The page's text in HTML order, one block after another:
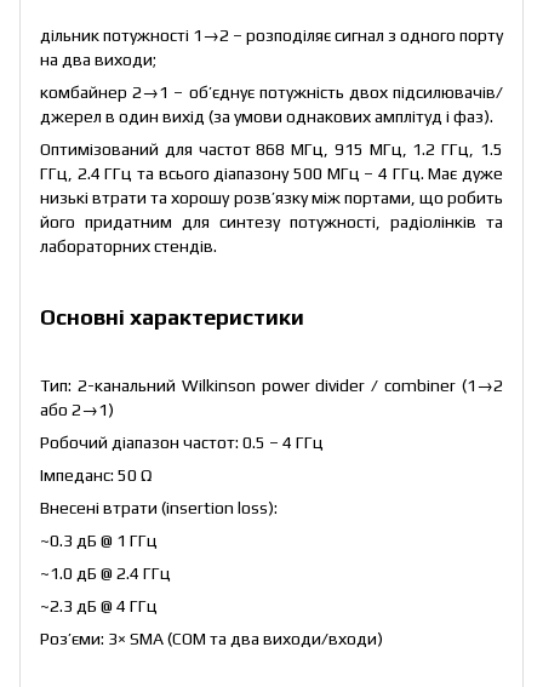
дільник потужності 1→2 – розподіляє сигнал з одного порту
на два виходи;
комбайнер 2→1 – об’єднує потужність двох підсилювачів/
джерел в один вихід (за умови однакових амплітуд і фаз).
Оптимізований для частот 868 МГц, 915 МГц, 1.2 ГГц, 1.5
ГГц, 2.4 ГГц та всього діапазону 500 МГц – 4 ГГц. Має дуже
низькі втрати та хорошу розв’язку між портами, що робить
його придатним для синтезу потужності, радіолінків та
лабораторних стендів.
Основні характеристики
Тип: 2-канальний Wilkinson power divider / combiner (1→2
або 2→1)
Робочий діапазон частот: 0.5 – 4 ГГц
Імпеданс: 50 Ω
Внесені втрати (insertion loss):
~0.3 дБ @ 1 ГГц
~1.0 дБ @ 2.4 ГГц
~2.3 дБ @ 4 ГГц
Роз’єми: 3× SMA (COM та два виходи/входи)